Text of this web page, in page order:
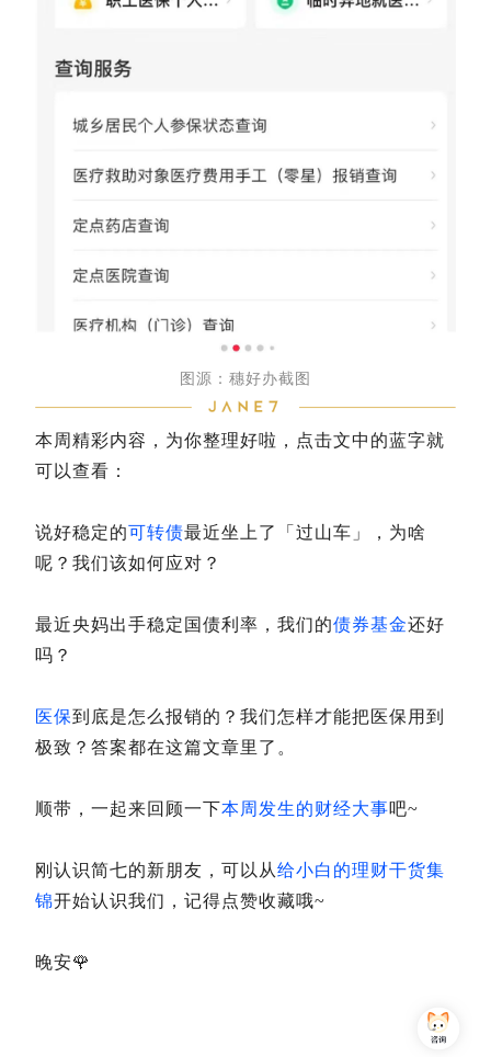
图源：穗好办截图
本周精彩内容，为你整理好啦，点击文中的蓝字就
可以查看：
说好稳定的可转债最近坐上了「过山车」，为啥
呢？我们该如何应对？
最近央妈出手稳定国债利率，我们的债券基金还好
吗？
医保到底是怎么报销的？我们怎样才能把医保用到
极致？答案都在这篇文章里了。
顺带，一起来回顾一下本周发生的财经大事吧~
刚认识简七的新朋友，可以从给小白的理财干货集
锦开始认识我们，记得点赞收藏哦~
晚安🌹